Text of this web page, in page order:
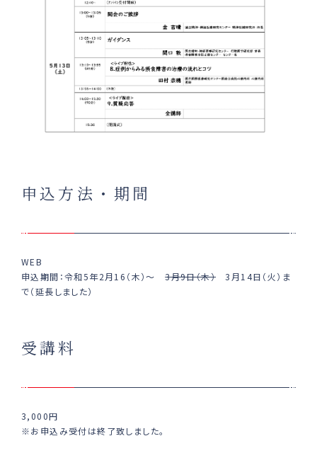
申込方法・期間
WEB
申込期間：令和5年2月16（木）～3月9日（木） 3月14日（火）ま
で（延長しました）
受講料
3,000円
※お申込み受付は終了致しました。